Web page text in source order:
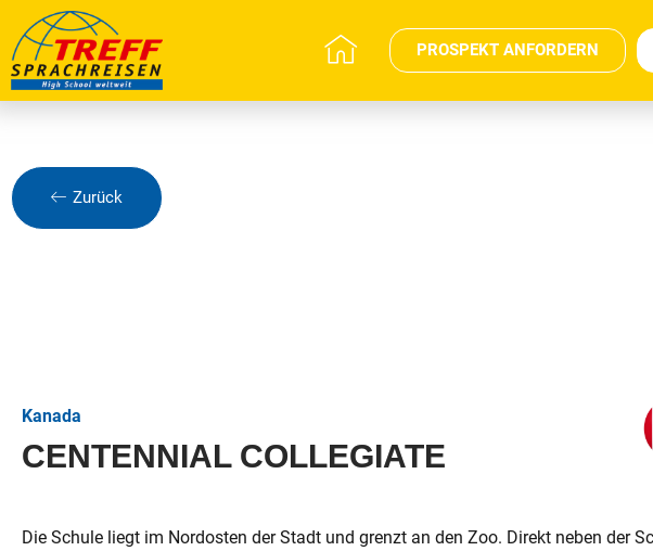
PROSPEKT ANFORDERN
Zurück
Kanada
CENTENNIAL COLLEGIATE
Die Schule liegt im Nordosten der Stadt und grenzt an den Zoo. Direkt neben der